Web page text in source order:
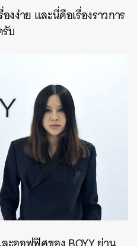
งง่าย และนี่คือเรื่องราวการ
บ